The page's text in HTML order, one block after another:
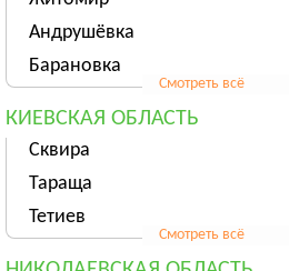
Андрушёвка
Барановка
Смотреть всё
КИЕВСКАЯ ОБЛАСТЬ
Сквира
Тараща
Тетиев
Смотреть всё